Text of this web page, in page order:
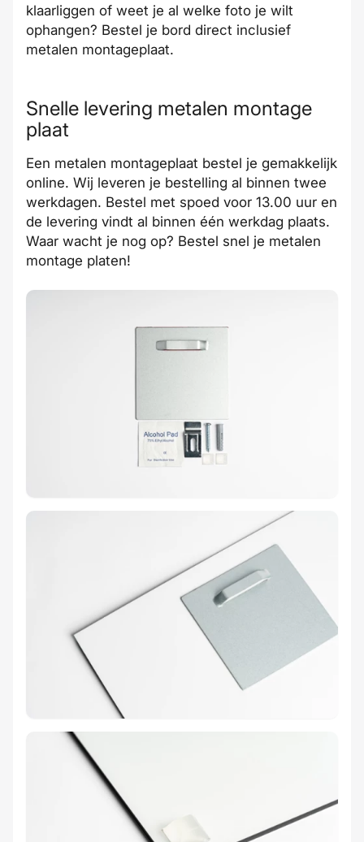
klaarliggen of weet je al welke foto je wilt
ophangen? Bestel je bord direct inclusief
metalen montageplaat.
Snelle levering metalen montage
plaat
Een metalen montageplaat bestel je gemakkelijk
online. Wij leveren je bestelling al binnen twee
werkdagen. Bestel met spoed voor 13.00 uur en
de levering vindt al binnen één werkdag plaats.
Waar wacht je nog op? Bestel snel je metalen
montage platen!